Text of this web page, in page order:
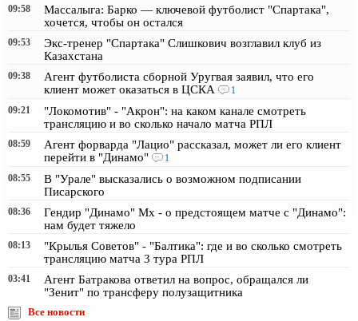
09:58
Массалыга: Барко — ключевой футболист "Спартака",
хочется, чтобы он остался
09:53
Экс-тренер "Спартака" Слишкович возглавил клуб из
Казахстана
09:38
Агент футболиста сборной Уругвая заявил, что его
клиент может оказаться в ЦСКА
1
09:21
"Локомотив" - "Акрон": на каком канале смотреть
трансляцию и во сколько начало матча РПЛ
08:59
Агент форварда "Лацио" рассказал, может ли его клиент
перейти в "Динамо"
1
08:55
В "Урале" высказались о возможном подписании
Писарского
08:36
Гендир "Динамо" Мх - о предстоящем матче с "Динамо":
нам будет тяжело
08:13
"Крылья Советов" - "Балтика": где и во сколько смотреть
трансляцию матча 3 тура РПЛ
03:41
Агент Батракова ответил на вопрос, обращался ли
"Зенит" по трансферу полузащитника
Все новости